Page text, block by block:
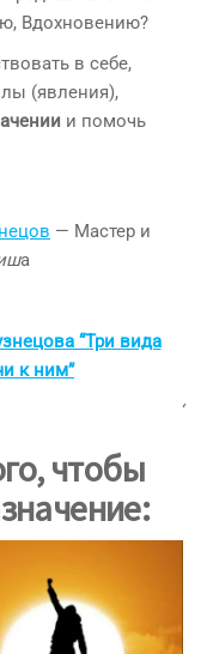
Вдохновению?
в себе,
(явления),
и помочь
— Мастер и
а
“Три вида
к ним”
‘
чтобы
: